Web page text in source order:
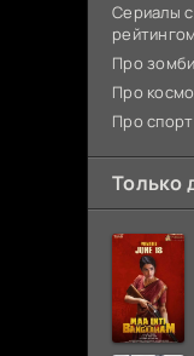
Сериалы
рейтингом
Про зомби
Про
Про спорт
Только